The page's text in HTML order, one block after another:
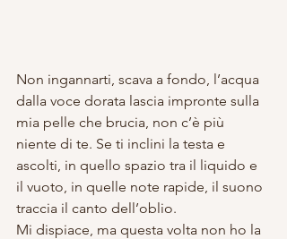
Non ingannarti, scava a fondo, l’acqua
dalla voce dorata lascia impronte sulla
mia pelle che brucia, non c’è più
niente di te. Se ti inclini la testa e
ascolti, in quello spazio tra il liquido e
il vuoto, in quelle note rapide, il suono
traccia il canto dell’oblio.
Mi dispiace, ma questa volta non ho la